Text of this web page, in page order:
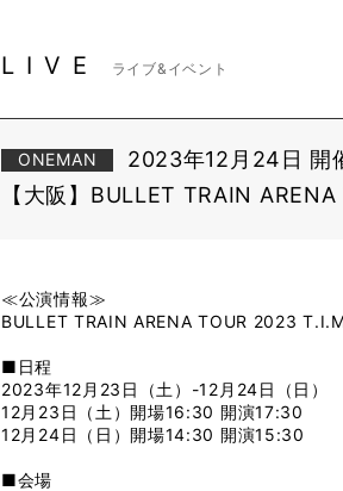
LIVE ライブ&イベント
ONEMAN
2023年12月24日 開
【大阪】BULLET TRAIN
≪公演情報≫
BULLET TRAIN ARENA TOUR 2023
■日程
2023年12月23日（土）-12月24日（日）
12月23日（土）開場16:30 開演17:30
12月24日（日）開場14:30 開演15:30
■会場